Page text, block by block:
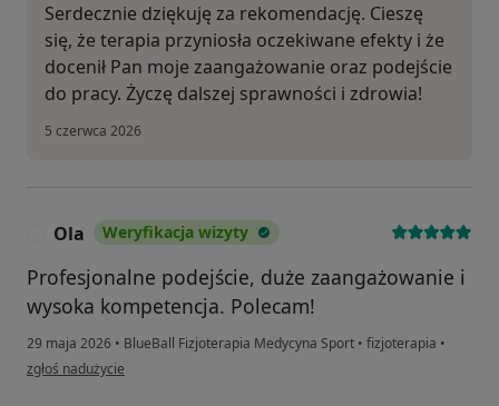
Serdecznie dziękuję za rekomendację. Cieszę
się, że terapia przyniosła oczekiwane efekty i że
docenił Pan moje zaangażowanie oraz podejście
do pracy. Życzę dalszej sprawności i zdrowia!
5 czerwca 2026
Ola Weryfikacja wizyty
Profesjonalne podejście, duże zaangażowanie i
wysoka kompetencja. Polecam!
29 maja 2026 • BlueBall Fizjoterapia Medycyna Sport • fizjoterapia •
w opinii użytkownika Ola
zgłoś nadużycie